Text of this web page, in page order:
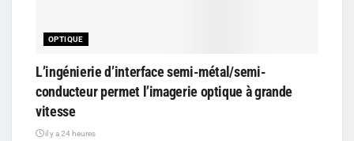
OPTIQUE
L’ingénierie d’interface semi-métal/semi-
conducteur permet l’imagerie optique à grande
vitesse
il y a 24 heures